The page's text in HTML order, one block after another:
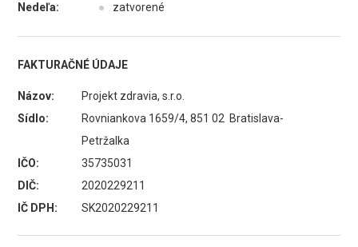
Nedeľa:
● zatvorené
FAKTURAČNÉ ÚDAJE
Názov:
Projekt zdravia, s.r.o.
Sídlo:
Rovniankova 1659/4, 851 02 Bratislava-
Petržalka
IČO:
35735031
DIČ:
2020229211
IČ DPH:
SK2020229211